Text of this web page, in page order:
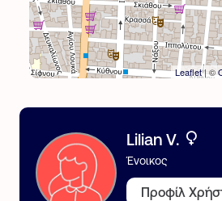
Leaflet| ©
Lilian V.
Ένοικος
Προφίλ